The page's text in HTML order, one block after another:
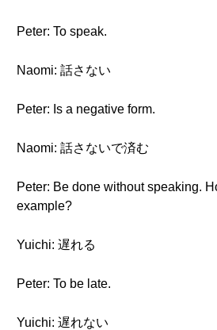
Peter: To speak.
Naomi: 話さない
Peter: Is a negative form.
Naomi: 話さないで済む
Peter: Be done without speaking.
example?
Yuichi: 遅れる
Peter: To be late.
Yuichi: 遅れない